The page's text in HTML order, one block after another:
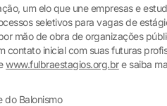
um elo que une empresas e
seletivos para vagas de
mão de obra de organizações
contato inicial com suas futuras
www.fulbraestagios.org.bre saiba
do Balonismo